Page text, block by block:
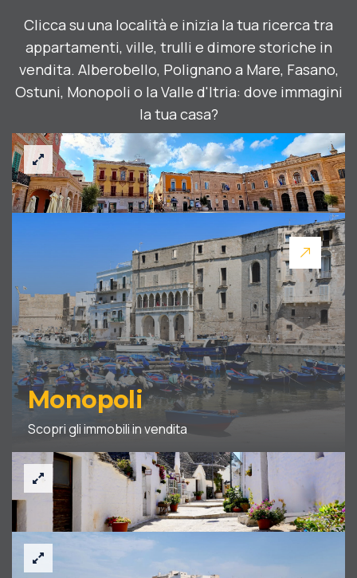
Clicca su una località e inizia la tua ricerca tra
appartamenti, ville, trulli e dimore storiche in
vendita. Alberobello, Polignano a Mare, Fasano,
Ostuni, Monopoli o la Valle d'Itria: dove immagini
la tua casa?
Monopoli
Scopri gli immobili in vendita